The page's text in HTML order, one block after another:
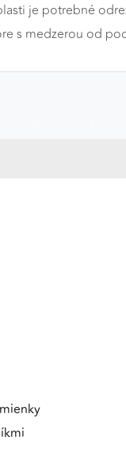
je potrebné
s medzerou od